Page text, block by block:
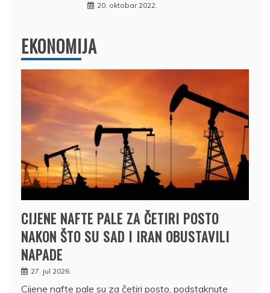
20. oktobar 2022.
EKONOMIJA
CIJENE NAFTE PALE ZA ČETIRI POSTO
NAKON ŠTO SU SAD I IRAN OBUSTAVILI
NAPADE
27. jul 2026.
Cijene nafte pale su za četiri posto, podstaknute